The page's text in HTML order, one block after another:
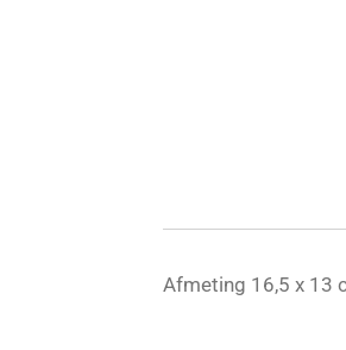
Afmeting 16,5 x 13